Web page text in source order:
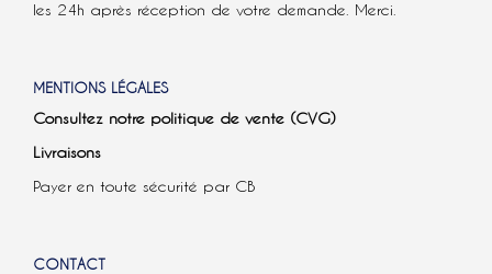
les 24h après réception de votre demande. Merci.
MENTIONS LÉGALES
Consultez notre politique de vente (CVG)
Livraisons
Payer en toute sécurité par CB
CONTACT